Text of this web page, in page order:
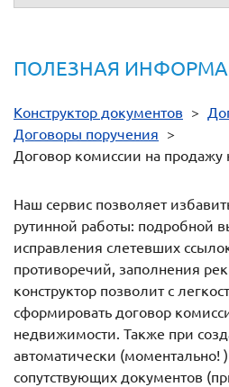
ПОЛЕЗНАЯ
Конструктор документов >
Договоры поручения >
Договор комиссии на
Наш сервис позволяет
рутинной работы: подробной
исправления слетевших
противоречий, заполнения
конструктор позволит с
сформировать договор
недвижимости. Также при
автоматически (моментально!
сопутствующих документов